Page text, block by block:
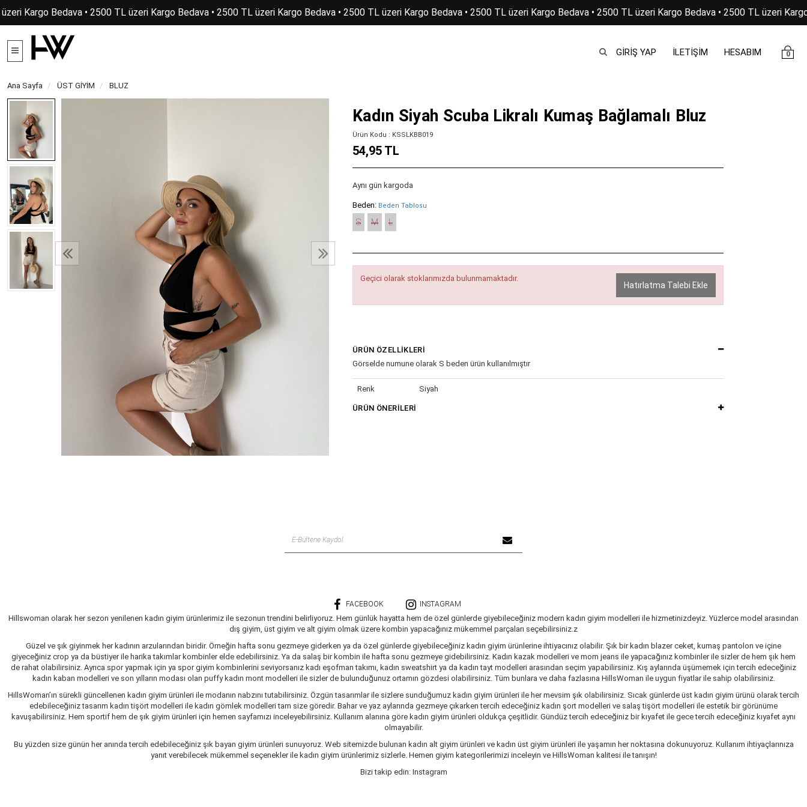
Kargo Bedava • 2500 TL üzeri Kargo Bedava • 2500 TL üzeri Kargo Bedava • 2500 TL üzeri Kargo Bedava • 2500 TL üzeri Kargo Bedava • 2500 TL üzeri Kargo Bedava • 2500 TL üzeri
GIRIŞ YAP İLETİŞİM HESABIM 0
Ana Sayfa ÜST GİYİM BLUZ
Kadın Siyah Scuba Likralı Kumaş Bağlamalı Bluz
Ürün Kodu : KSSLKBB019
54,95 TL
Aynı gün kargoda
Beden: Beden Tablosu
S M L
Geçici olarak stoklarımızda bulunmamaktadır.
Hatırlatma Talebi Ekle
ÜRÜN ÖZELLIKLERI
Görselde numune olarak S beden ürün kullanılmıştır
Renk Siyah
ÜRÜN ÖNERILERI
FACEBOOK INSTAGRAM
Hillswoman olarak her sezon yenilenen kadın giyim ürünlerimiz ile sezonun trendini belirliyoruz. Hem günlük hayatta hem de özel günlerde giyebileceğiniz modern kadın giyim modelleri ile hizmetinizdeyiz. Yüzlerce model arasından
dış giyim, üst giyim ve alt giyim olmak üzere kombin yapacağınız mükemmel parçaları seçebilirsiniz.z
Güzel ve şık giyinmek her kadının arzularından biridir. Örneğin hafta sonu gezmeye giderken ya da özel günlerde giyebileceğiniz kadın giyim ürünlerine ihtiyacınız olabilir. Şık bir kadın blazer ceket, kumaş pantolon ve içine
giyeceğiniz crop ya da büstiyer ile harika takımlar kombinler elde edebilirsiniz. Ya da salaş bir kombin ile hafta sonu gezmeye gidebilirsiniz. Kadın kazak modelleri ve mom jeans ile yapacağınız kombinler ile sizler de hem şık hem
de rahat olabilirsiniz. Ayrıca spor yapmak için ya spor giyim kombinlerini seviyorsanız kadı eşofman takımı, kadın sweatshirt ya da kadın tayt modelleri arasından seçim yapabilirsiniz. Kış aylarında üşümemek için tercih edeceğiniz
kadın kaban modelleri ve son yılların modası olan puffy kadın mont modelleri ile sizler de bulunduğunuz ortamın gözdesi olabilirsiniz. Tüm bunlara ve daha fazlasına HillsWoman ile uygun fiyatlar ile sahip olabilirsiniz.
HillsWoman’ın sürekli güncellenen kadın giyim ürünleri ile modanın nabzını tutabilirsiniz. Özgün tasarımlar ile sizlere sunduğumuz kadın giyim ürünleri ile her mevsim şık olabilirsiniz. Sıcak günlerde üst kadın giyim ürünü olarak tercih
edebileceğiniz tasarım kadın tişört modelleri ile kadın gömlek modelleri tam size göredir. Bahar ve yaz aylarında gezmeye çıkarken tercih edeceğiniz kadın şort modelleri ve salaş tişört modelleri ile estetik bir görünüme
kavuşabilirsiniz. Hem sportif hem de şık giyim ürünleri için hemen sayfamızı inceleyebilirsiniz. Kullanım alanına göre kadın giyim ürünleri oldukça çeşitlidir. Gündüz tercih edeceğiniz bir kıyafet ile gece tercih edeceğiniz kıyafet aynı
olmayabilir.
Bu yüzden size günün her anında tercih edebileceğiniz şık bayan giyim ürünleri sunuyoruz. Web sitemizde bulunan kadın alt giyim ürünleri ve kadın üst giyim ürünleri ile yaşamın her noktasına dokunuyoruz. Kullanım ihtiyaçlarınıza
yanıt verebilecek mükemmel seçenekler ile kadın giyim ürünlerimiz sizlerle. Hemen giyim kategorilerimizi inceleyin ve HillsWoman kalitesi ile tanışın!
Bizi takip edin: Instagram